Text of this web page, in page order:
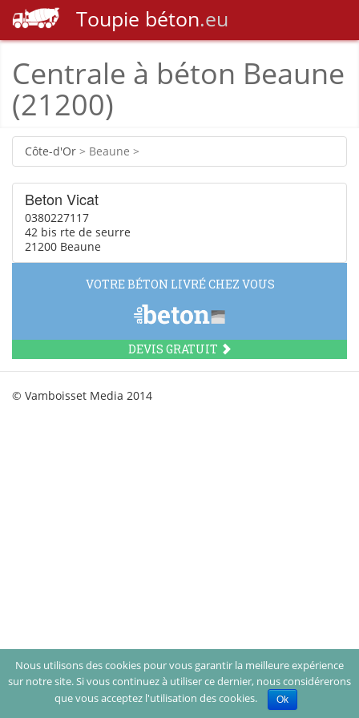
Toupie béton.eu
Centrale à béton Beaune
(21200)
Côte-d'Or > Beaune >
Beton Vicat
0380227117
42 bis rte de seurre
21200 Beaune
VOTRE BÉTON LIVRÉ CHEZ VOUS
DEVIS GRATUIT
Nous utilisons des cookies pour vous garantir la meilleure expérience
sur notre site. Si vous continuez à utiliser ce dernier, nous considérerons
que vous acceptez l'utilisation des cookies.
Ok
© Vamboisset Media 2014